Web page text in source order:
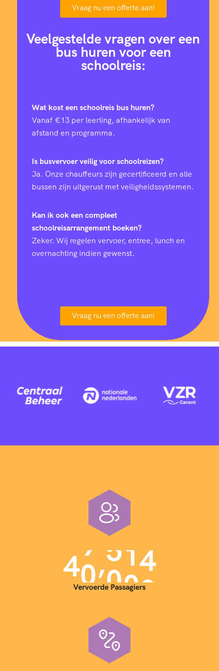
Vraag nu een offerte aan!
Veelgestelde vragen over een
bus huren voor een
schoolreis:
Wat kost een schoolreis bus huren?
Vanaf €13 per leerling, afhankelijk van
afstand en programma.
Is busvervoer veilig voor schoolreizen?
Ja. Onze chauffeurs zijn gecertificeerd en alle
bussen zijn uitgerust met veiligheidssystemen.
Kan ik ook een compleet
schoolreisarrangement boeken?
Zeker. Wij regelen vervoer, entree, lunch en
overnachting indien gewenst.
Vraag nu een offerte aan!
40,000
Vervoerde Passagiers